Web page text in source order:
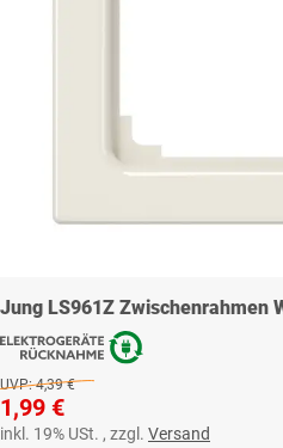
Jung LS961Z Zwischenrahmen
UVP: 4,39 €
1,99 €
inkl. 19% USt. , zzgl. Versand